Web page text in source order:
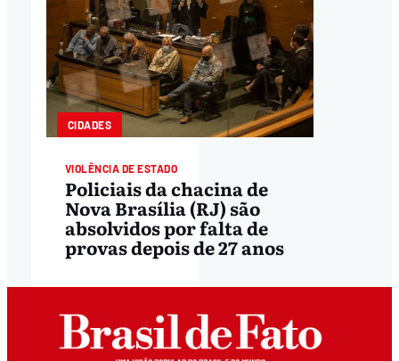
CIDADES
VIOLÊNCIA DE ESTADO
Policiais da chacina de
Nova Brasília (RJ) são
absolvidos por falta de
provas depois de 27 anos